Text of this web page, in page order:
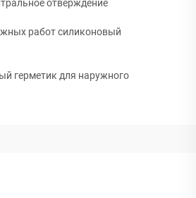
отверждение
работ силиконовый
герметик для наружного